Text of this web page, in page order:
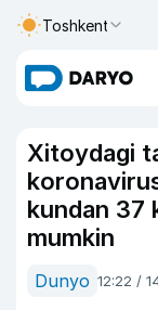
Toshkent
Xitoydagi
kundan 37
mumkin
Dunyo 12:22 /